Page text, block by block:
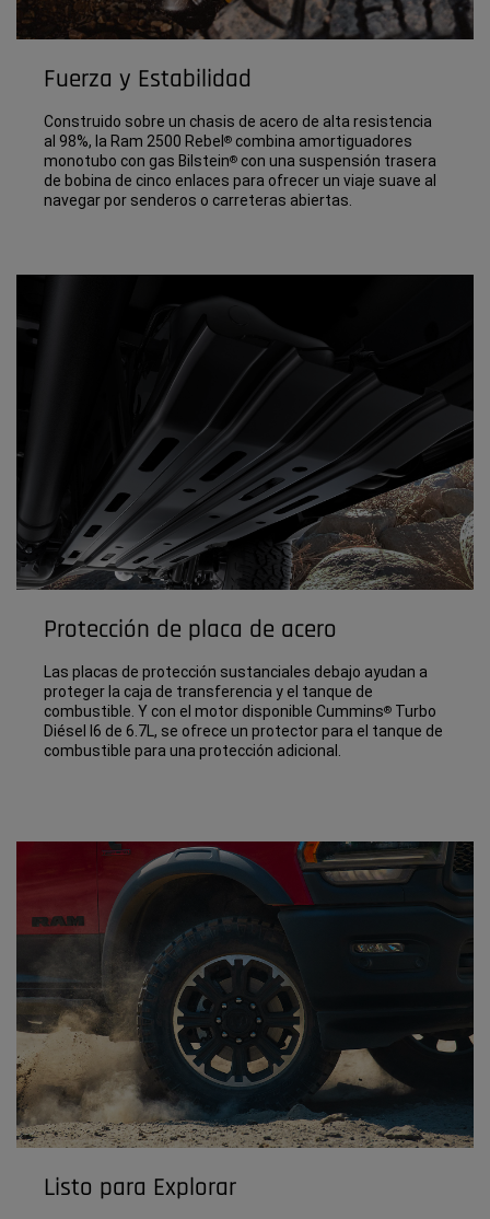
Fuerza y Estabilidad
Construido sobre un chasis de acero de alta resistencia
al 98%, la Ram 2500 Rebel ® combina amortiguadores
monotubo con gas Bilstein® con una suspensión trasera
de bobina de cinco enlaces para ofrecer un viaje suave al
navegar por senderos o carreteras abiertas.
Protección de placa de acero
Las placas de protección sustanciales debajo ayudan a
proteger la caja de transferencia y el tanque de
combustible. Y con el motor disponible Cummins® Turbo
Diésel I6 de 6.7L, se ofrece un protector para el tanque de
combustible para una protección adicional.
Listo para Explorar